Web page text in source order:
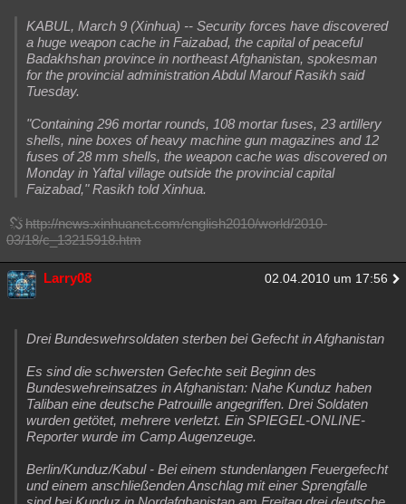
KABUL, March 9 (Xinhua) -- Security forces have discovered
a huge weapon cache in Faizabad, the capital of peaceful
Badakhshan province in northeast Afghanistan, spokesman
for the provincial administration Abdul Marouf Rasikh said
Tuesday.
"Containing 296 mortar rounds, 108 mortar fuses, 23 artillery
shells, nine boxes of heavy machine gun magazines and 12
fuses of 28 mm shells, the weapon cache was discovered on
Monday in Yaftal village outside the provincial capital
Faizabad," Rasikh told Xinhua.
http://news.xinhuanet.com/english2010/world/2010-
03/18/c_13215918.htm
Larry08 02.04.2010 um 17:56
Drei Bundeswehrsoldaten sterben bei Gefecht in Afghanistan
Es sind die schwersten Gefechte seit Beginn des
Bundeswehreinsatzes in Afghanistan: Nahe Kunduz haben
Taliban eine deutsche Patrouille angegriffen. Drei Soldaten
wurden getötet, mehrere verletzt. Ein SPIEGEL-ONLINE-
Reporter wurde im Camp Augenzeuge.
Berlin/Kunduz/Kabul - Bei einem stundenlangen Feuergefecht
und einem anschließenden Anschlag mit einer Sprengfalle